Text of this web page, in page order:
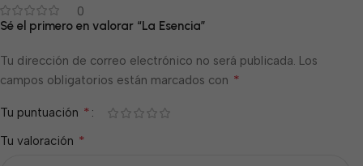
0
Sé el primero en valorar “La Esencia”
Tu dirección de correo electrónico no será publicada. Los
campos obligatorios están marcados con *
Tu puntuación *
Tu valoración *